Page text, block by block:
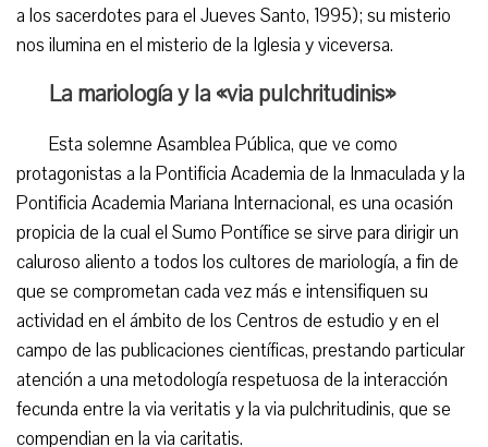
a los sacerdotes para el Jueves Santo, 1995); su misterio
nos ilumina en el misterio de la Iglesia y viceversa.
La mariología y la «via pulchritudinis»
Esta solemne Asamblea Pública, que ve como
protagonistas a la Pontificia Academia de la Inmaculada y la
Pontificia Academia Mariana Internacional, es una ocasión
propicia de la cual el Sumo Pontífice se sirve para dirigir un
caluroso aliento a todos los cultores de mariología, a fin de
que se comprometan cada vez más e intensifiquen su
actividad en el ámbito de los Centros de estudio y en el
campo de las publicaciones científicas, prestando particular
atención a una metodología respetuosa de la interacción
fecunda entre la via veritatis y la via pulchritudinis, que se
compendian en la via caritatis.